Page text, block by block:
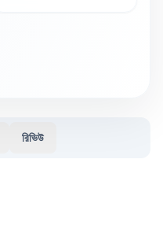
রিভিউ